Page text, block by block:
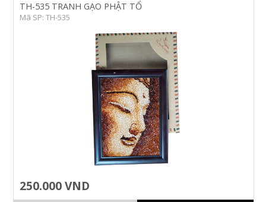
TH-535 TRANH GẠO PHẬT TỔ
Mã SP: TH-535
250.000 VND